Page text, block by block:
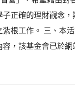
正確的理財觀念，
根工作。 三、本
，該基金會已於網